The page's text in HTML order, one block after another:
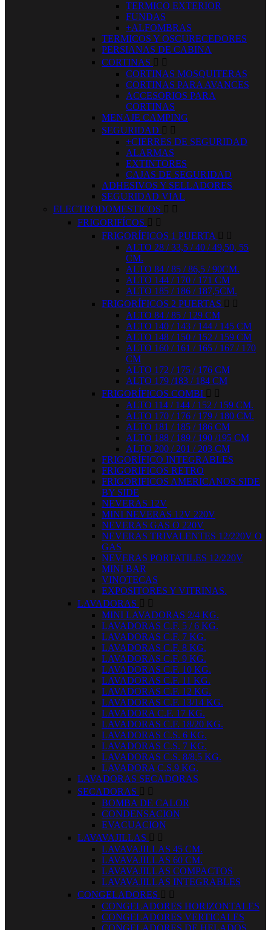
TERMICO EXTERIOR
FUNDAS
+ALFOMBRAS
TERMICOS Y OSCURECEDORES
PERSIANAS DE CABINA
CORTINAS  
CORTINAS MOSQUITERAS
CORTINAS PARA AVANCES
ACCESORIOS PARA
CORTINAS
MENAJE CAMPING
SEGURIDAD  
+CIERRES DE SEGURIDAD
ALARMAS
EXTINTORES
CAJAS DE SEGURIDAD
ADHESIVOS Y SELLADORES
SEGURIDAD VIAL
ELECTRODOMESTICOS  
FRIGORIFÍCOS  
FRIGORÍFICOS 1 PUERTA  
ALTO 28 / 33,5 / 40 / 49,50, 55
CM.
ALTO 84 / 85 / 86,5 / 90CM.
ALTO 144 / 170 / 171 CM
ALTO 185 / 186 / 187,5CM.
FRIGORÍFICOS 2 PUERTAS  
ALTO 84 / 85 / 129 CM
ALTO 140 / 143 / 144 / 145 CM
ALTO 148 / 150 / 152 / 159 CM
ALTO 160 / 161 / 165 / 167 / 170
CM
ALTO 172 / 175 / 176 CM
ALTO 179 /183 / 184 CM
FRIGORÍFICOS COMBI  
ALTO 114 / 144 / 152 / 159 CM.
ALTO 170 / 176 / 179 / 180 CM.
ALTO 181 / 185 / 186 CM
ALTO 188 / 189 / 190 /195 CM
ALTO 200 / 201 / 203 CM
FRIGORÍFICO INTEGRABLES
FRIGORIFICOS RETRO
FRIGORIFICOS AMERICANOS SIDE
BY SIDE
NEVERAS 12V
MINI NEVERAS 12V 220V
NEVERAS GAS O 220V
NEVERAS TRIVALENTES 12/220V O
GAS
NEVERAS PORTATILES 12/220V
MINI BAR
VINOTECAS
EXPOSITORES Y VITRINAS.
LAVADORAS  
MINI LAVADORAS 2/4 KG.
LAVADORAS C.F. 5 / 6 KG.
LAVADORAS C.F. 7 KG.
LAVADORAS C.F. 8 KG.
LAVADORAS C.F. 9 KG.
LAVADORAS C.F. 10 KG.
LAVADORAS C.F. 11 KG.
LAVADORAS C.F. 12 KG.
LAVADORAS C.F. 13/14 KG.
LAVADORA C.F. 17 KG.
LAVADORAS C.F. 18/20 KG.
LAVADORAS C.S. 6 KG.
LAVADORAS C.S. 7 KG.
LAVADORAS C.S. 8/8,5 KG.
LAVADORA C.S.9 KG.
LAVADORAS SECADORAS
SECADORAS  
BOMBA DE CALOR
CONDENSACION
EVACUACION
LAVAVAJILLAS  
LAVAVAJILLAS 45 CM.
LAVAVAJILLAS 60 CM.
LAVAVAJILLAS COMPACTOS
LAVAVAJILLAS INTEGRABLES
CONGELADORES  
CONGELADORES HORIZONTALES
CONGELADORES VERTICALES
CONGELADORES DE HELADOS